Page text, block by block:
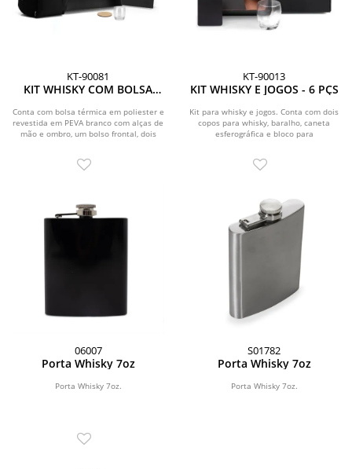
KT-90081
KIT WHISKY COM BOLSA
Conta com bolsa térmica em poliester e
revestida em PEVA branco com alças de
mão e ombro, um bolso frontal, dois
KT-90013
KIT WHISKY E JOGOS - 6 PÇS
Kit para whisky e jogos. Conta com dois
copos para whisky, baralho, caneta
esferográfica e bloco para
06007
Porta Whisky 7oz
Porta Whisky 7oz.
S01782
Porta Whisky 7oz
Porta Whisky 7oz.